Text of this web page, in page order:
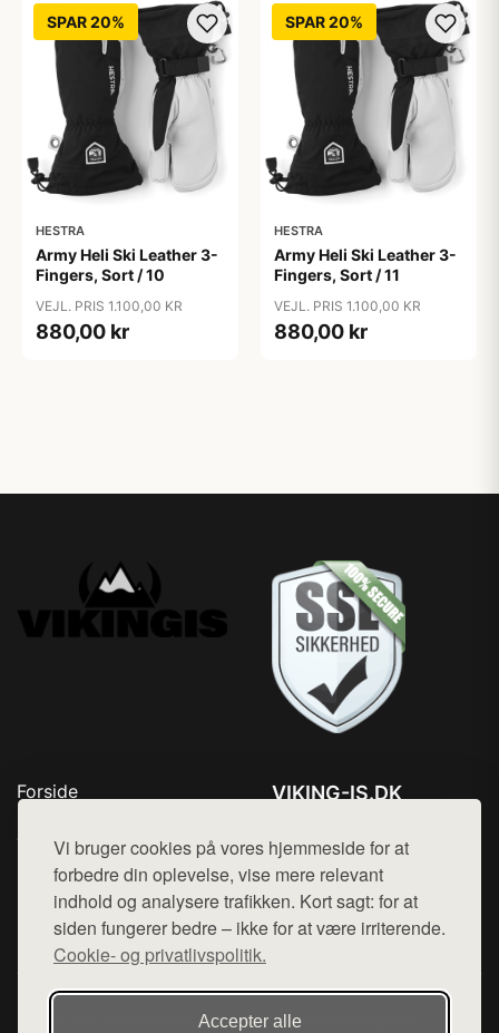
Vi bruger cookies på vores hjemmeside for at
forbedre din oplevelse, vise mere relevant
indhold og analysere trafikken. Kort sagt: for at
siden fungerer bedre – ikke for at være irriterende.
Cookie- og privatlivspolitik.
Accepter alle
SPAR 20%
HESTRA
Army Heli Ski Leather 3-
Fingers, Sort / 10
VEJL. PRIS 1.100,00 KR
880,00 kr
SPAR 20%
HESTRA
Army Heli Ski Leather 3-
Fingers, Sort / 11
VEJL. PRIS 1.100,00 KR
880,00 kr
Forside
Top Rabatter
Kontakt
VIKING-IS.DK
Mail: hej@want.dk
Cookie- og privatlivspolitik
Denne side er en del af want.dk, der udgiver en række